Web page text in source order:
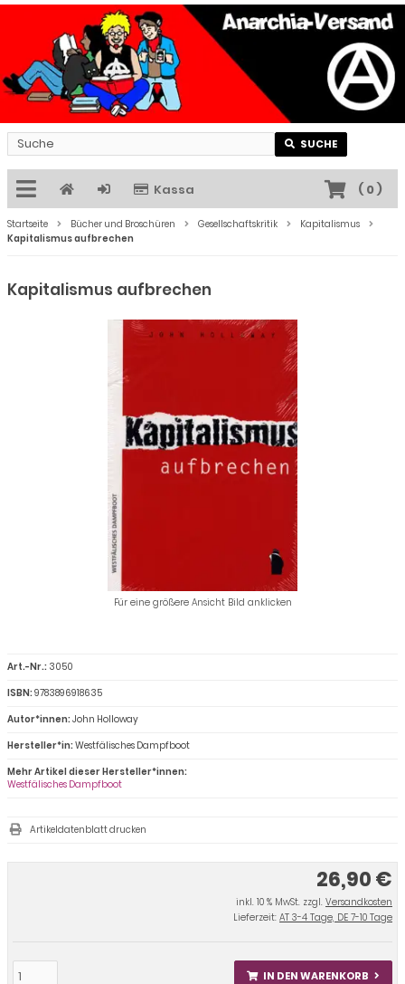
SUCHE
Kassa ( 0)
Startseite Bücher und Broschüren Gesellschaftskritik
Kapitalismus
Kapitalismus aufbrechen
Kapitalismus aufbrechen
Für eine größere Ansicht Bild anklicken
26,90 €
inkl. 10 % MwSt. zzgl. Versandkosten
Lieferzeit: AT 3-4 Tage, DE 7-10 Tage
IN DEN WARENKORB
Art.-Nr.: 3050
ISBN:9783896918635
Autor*innen:John Holloway
Hersteller*in:Westfälisches Dampfboot
Mehr Artikel dieser Hersteller*innen:
Westfälisches Dampfboot
Artikeldatenblatt drucken